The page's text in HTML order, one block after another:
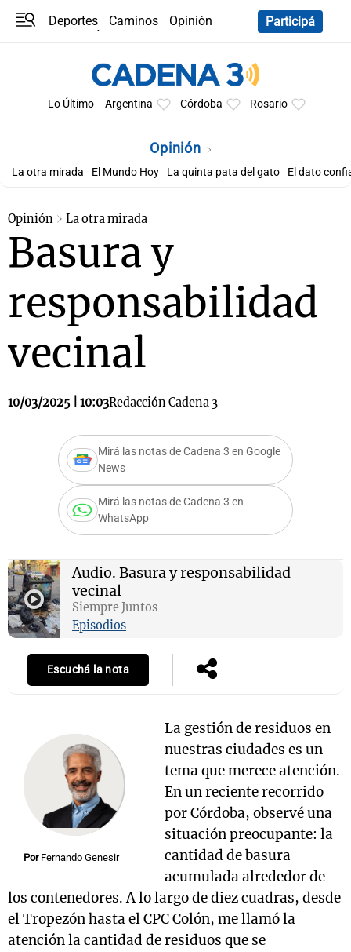
Deportes Caminos
Opinión
Participá
Lo Último Argentina Córdoba Rosario
Opinión
La otra mirada El Mundo Hoy La quinta pata del gato El dato
Opinión La otra mirada
Basura y
responsabilidad
vecinal
10/03/2025 | 10:03Redacción Cadena 3
Mirá las notas de Cadena 3 en Google
News
Mirá las notas de Cadena 3 en
WhatsApp
Audio. Basura y responsabilidad
vecinal
Siempre Juntos
Episodios
Escuchá la nota
Por Fernando Genesir
La gestión de residuos en
nuestras ciudades es un
tema que merece atención.
En un reciente recorrido
por Córdoba, observé una
situación preocupante: la
cantidad de basura
acumulada alrededor de
los contenedores. A lo largo de diez cuadras, desde
el Tropezón hasta el CPC Colón, me llamó la
atención la cantidad de residuos que se
Notas
Mundial 2026
Notas
La Sole en
Cadena 3